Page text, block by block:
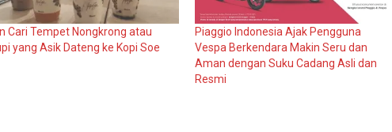
Cari Tempet Nongkrong atau
yang Asik Dateng ke Kopi Soe
Piaggio Indonesia Ajak Pengguna
Vespa Berkendara Makin Seru dan
Aman dengan Suku Cadang Asli dan
Resmi